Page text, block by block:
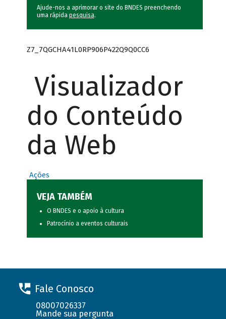
Ajude-nos a aprimorar o site do BNDES preenchendo
uma rápida pesquisa.
Z7_7QGCHA41L0RP906P422Q9Q0CC6
Visualizador
do Conteúdo
da Web
Ações
VEJA TAMBÉM
O BNDES e o apoio à cultura
Patrocínio a eventos culturais
Fale Conosco
08007026337
Mande sua pergunta